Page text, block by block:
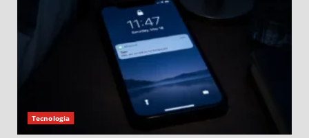
Tecnologia